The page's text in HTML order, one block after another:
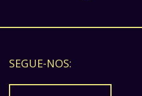
SEGUE-NOS: